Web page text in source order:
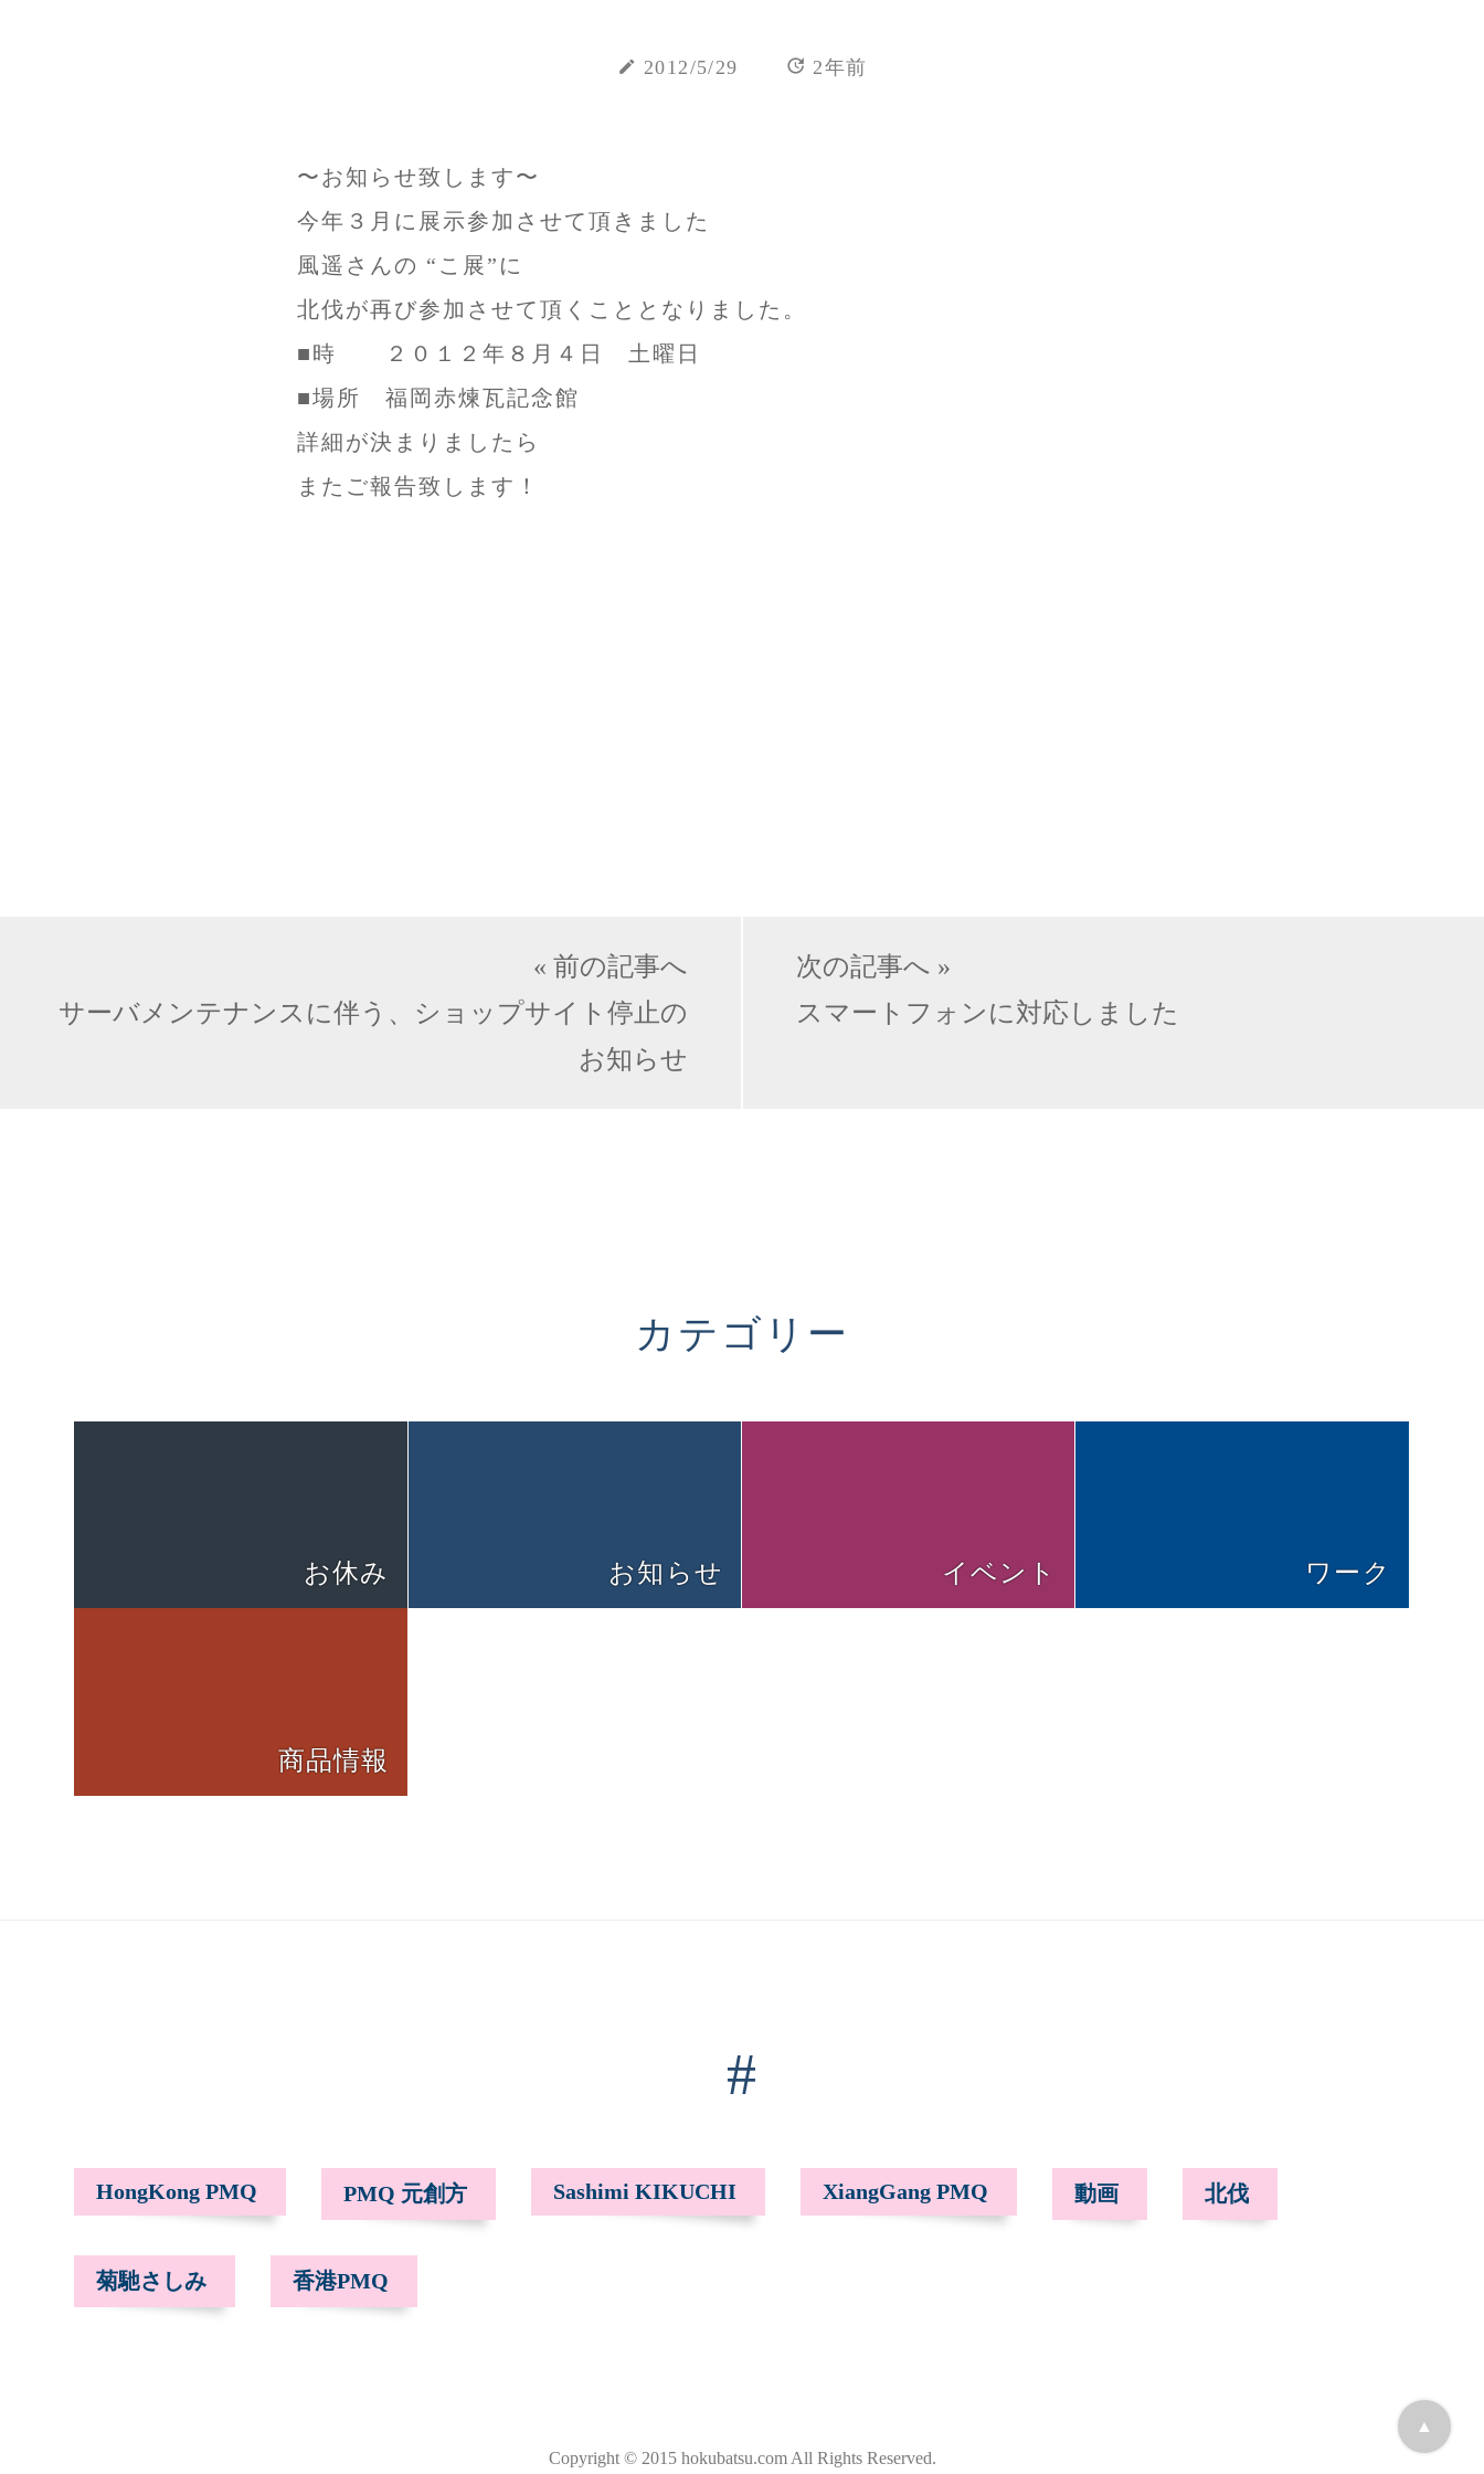
create 2012/5/29 update 2年前
〜お知らせ致します〜
今年３月に展示参加させて頂きました
風遥さんの “こ展”に
北伐が再び参加させて頂くこととなりました。
■時 ２０１２年８月４日 土曜日
■場所 福岡赤煉瓦記念館
詳細が決まりましたら
またご報告致します！
« 前の記事へ
サーバメンテナンスに伴う、ショップサイト停止の
お知らせ
次の記事へ »
スマートフォンに対応しました
カテゴリー
お休み お知らせ イベント ワーク
商品情報
#
HongKong PMQ PMQ 元創方 Sashimi KIKUCHI XiangGang PMQ 動画 北伐
菊馳さしみ 香港PMQ
▲
Copyright © 2015 hokubatsu.com All Rights Reserved.